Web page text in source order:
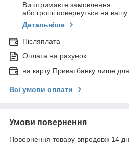
Ви отримаєте замовлення
або гроші повернуться на вашу
Детальніше
Післяплата
Оплата на рахунок
на карту Приватбанку лише
Всі умови оплати
Умови повернення
Повернення товару впродовж 14